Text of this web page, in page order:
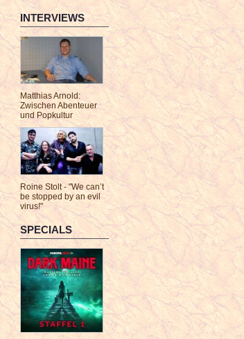
INTERVIEWS
Matthias Arnold:
Zwischen Abenteuer
und Popkultur
Roine Stolt - "We can’t
be stopped by an evil
virus!"
SPECIALS